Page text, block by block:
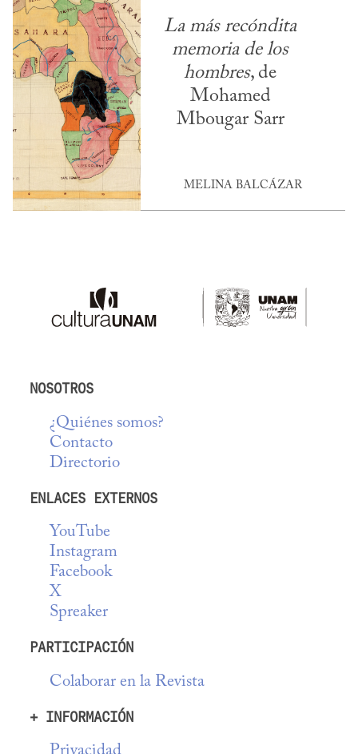
La más recóndita
memoria de los
hombres, de
Mohamed
Mbougar Sarr
MELINA BALCÁZAR
NOSOTROS
¿Quiénes somos?
Contacto
Directorio
ENLACES EXTERNOS
YouTube
Instagram
Facebook
X
Spreaker
PARTICIPACIÓN
Colaborar en la Revista
+ INFORMACIÓN